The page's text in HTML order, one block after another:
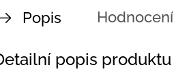
Popis Hodnocení
popis produktu